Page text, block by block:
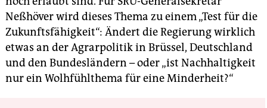
Neßhöver wird dieses Thema zu einem „Test für die
Zukunftsfähigkeit“: Ändert die Regierung wirklich
etwas an der Agrarpolitik in Brüssel, Deutschland
und den Bundesländern – oder „ist Nachhaltigkeit
nur ein Wolhfühlthema für eine Minderheit?“